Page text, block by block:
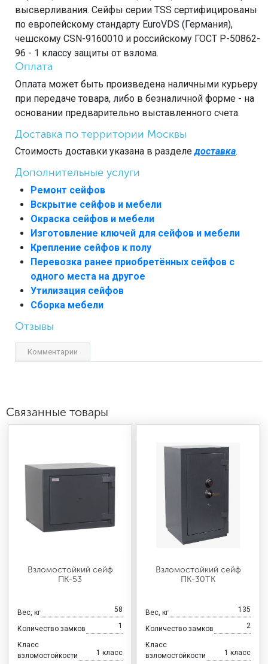
высверливания. Сейфы серии TSS сертифицированы
по европейскому стандарту EuroVDS (Германия),
чешскому CSN-9160010 и российскому ГОСТ Р-50862-
96 - 1 классу защиты от взлома.
Оплата
Оплата может быть произведена наличными курьеру
при передаче товара, либо в безналичной форме - на
основании предварительно выставленного счета.
Доставка по территории Москвы
Стоимость доставки указана в разделедоставка.
Дополнительные услуги
Ремонт сейфов
Вскрытие сейфов и мебели
Окраска сейфов и мебели
Изготовление ключей для сейфов и мебели
Крепление сейфов к полу
Перевозка ранее приобретённых сейфов с
одного места на другое
Утилизация сейфов
Сборка мебели
Отзывы
Комментарии
Связанные товары
Взломостойкий сейф
ПК-53
Вес, кг 58
Количество замков 1
Класс
взломостойкости
1 класс
Взломостойкий сейф
ПК-30ТК
Вес, кг 135
Количество замков 2
Класс
взломостойкости
1 класс